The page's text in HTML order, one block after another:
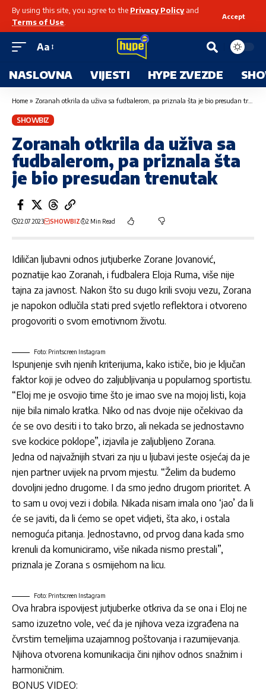
By using this site, you agree to the Privacy Policyand
Terms of Use
Accept
Aa
NASLOVNA VIJESTI HYPE ZVEZDE
Home » Zoranah otkrila da uživa sa fudbalerom, pa priznala šta je bio presudan trenutak
SHOWBIZ
Zoranah otkrila da uživa sa
fudbalerom, pa priznala šta
je bio presudan trenutak
22.07.2023 SHOWBIZ 2 Min Read
Idiličan ljubavni odnos jutjuberke Zorane Jovanović,
poznatije kao Zoranah, i fudbalera Eloja Ruma, više nije
tajna za javnost. Nakon što su dugo krili svoju vezu, Zorana
je napokon odlučila stati pred svjetlo reflektora i otvoreno
progovoriti o svom emotivnom životu.
Foto: Printscreen Instagram
Ispunjenje svih njenih kriterijuma, kako ističe, bio je ključan
faktor koji je odveo do zaljubljivanja u popularnog sportistu.
“Eloj me je osvojio time što je imao sve na mojoj listi, koja
nije bila nimalo kratka. Niko od nas dvoje nije očekivao da
će se ovo desiti i to tako brzo, ali nekada se jednostavno
sve kockice poklope”, izjavila je zaljubljeno Zorana.
Jedna od najvažnijih stvari za nju u ljubavi jeste osjećaj da je
njen partner uvijek na prvom mjestu. “Želim da budemo
dovoljni jedno drugome. I da smo jedno drugom prioritet. A
to sam u ovoj vezi i dobila. Nikada nisam imala ono ‘jao’ da li
će se javiti, da li ćemo se opet vidjeti, šta ako, i ostala
nemoguća pitanja. Jednostavno, od prvog dana kada smo
krenuli da komuniciramo, više nikada nismo prestali”,
priznala je Zorana s osmijehom na licu.
Foto: Printscreen Instagram
Ova hrabra ispovijest jutjuberke otkriva da se ona i Eloj ne
samo izuzetno vole, već da je njihova veza izgrađena na
čvrstim temeljima uzajamnog poštovanja i razumijevanja.
Njihova otvorena komunikacija čini njihov odnos snažnim i
harmoničnim.
BONUS VIDEO: